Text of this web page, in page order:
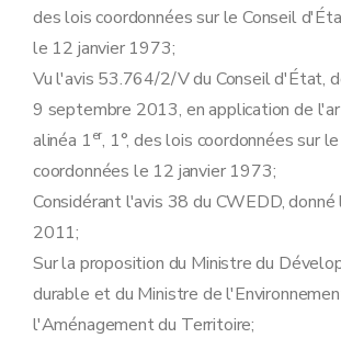
des lois coordonnées sur le Conseil
le 12 janvier 1973;
Vu l'avis 53.764/2/V du Conseil d'État,
9 septembre 2013, en application de
alinéa 1er, 1°, des lois coordonnées sur
coordonnées le 12 janvier 1973;
Considérant l'avis 38 du CWEDD,
2011;
Sur la proposition du Ministre du
durable et du Ministre de
l'Aménagement du Territoire;